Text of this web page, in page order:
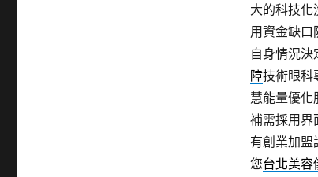
大的科技化
用資金缺口
自身情況決
障技術眼科
慧能量優化
補需採用界
有創業加盟
您台北美容